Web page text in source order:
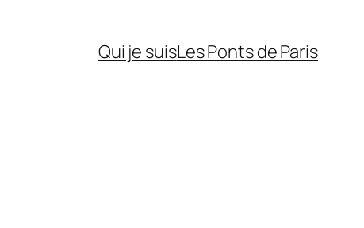
Qui je suisLes Ponts de Paris